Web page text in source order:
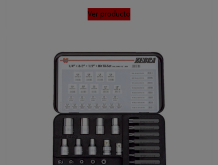
Ver producto